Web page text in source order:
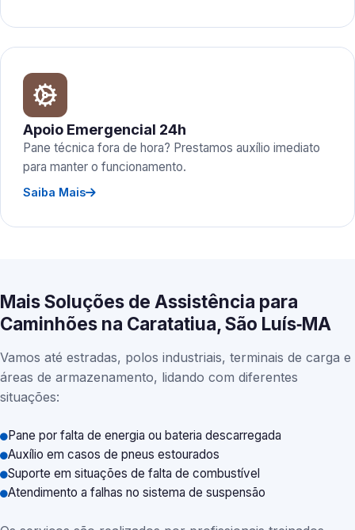
Apoio Emergencial 24h
Pane técnica fora de hora? Prestamos auxílio imediato
para manter o funcionamento.
Saiba Mais
Mais Soluções de Assistência para
Caminhões na Caratatiua, São Luís‑MA
Vamos até estradas, polos industriais, terminais de carga e
áreas de armazenamento, lidando com diferentes
situações:
Pane por falta de energia ou bateria descarregada
Auxílio em casos de pneus estourados
Suporte em situações de falta de combustível
Atendimento a falhas no sistema de suspensão